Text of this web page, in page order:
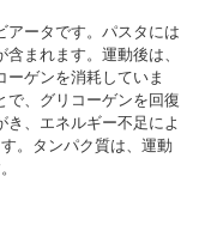
アータです。パスタには
まれます。運動後は、
ゲンを消耗していま
で、グリコーゲンを回復
き、エネルギー不足によ
。タンパク質は、運動